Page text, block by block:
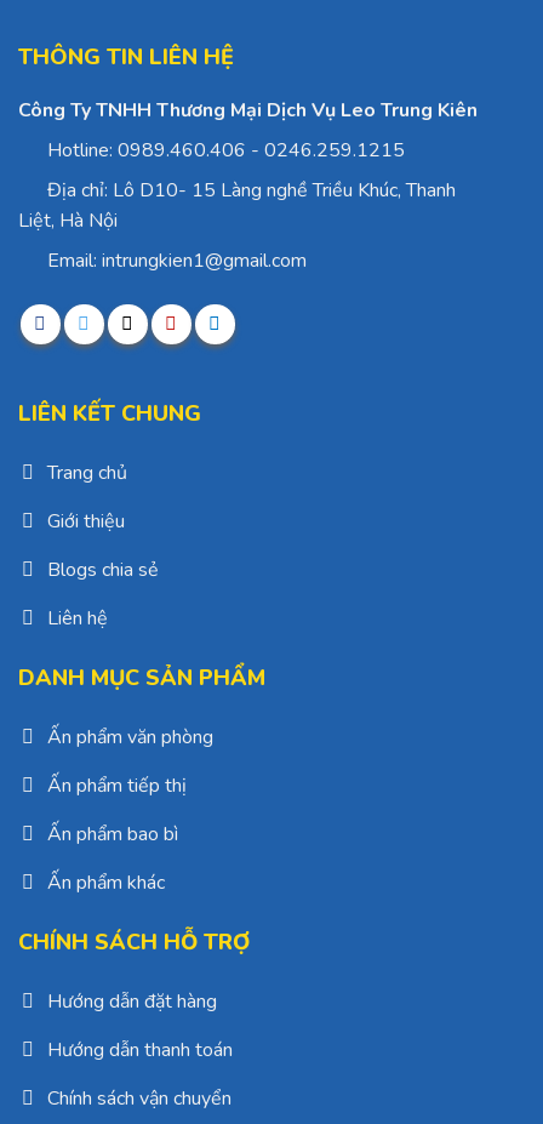
THÔNG TIN LIÊN HỆ
Công Ty TNHH Thương Mại Dịch Vụ Leo Trung Kiên
Hotline: 0989.460.406 - 0246.259.1215
Địa chỉ: Lô D10- 15 Làng nghề Triều Khúc, Thanh
Liệt, Hà Nội
Email: intrungkien1@gmail.com
LIÊN KẾT CHUNG
Trang chủ
Giới thiệu
Blogs chia sẻ
Liên hệ
DANH MỤC SẢN PHẨM
Ấn phẩm văn phòng
Ấn phẩm tiếp thị
Ấn phẩm bao bì
Ấn phẩm khác
CHÍNH SÁCH HỖ TRỢ
Hướng dẫn đặt hàng
Hướng dẫn thanh toán
Chính sách vận chuyển